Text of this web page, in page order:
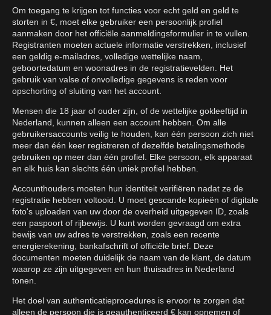
Om toegang te krijgen tot functies voor echt geld en geld te
storten in €, moet elke gebruiker een persoonlijk profiel
aanmaken door het officiële aanmeldingsformulier in te vullen.
Registranten moeten actuele informatie verstrekken, inclusief
een geldig e-mailadres, volledige wettelijke naam,
geboortedatum en woonadres in de registratievelden. Het
gebruik van valse of onvolledige gegevens is reden voor
opschorting of sluiting van het account.
Mensen die 18 jaar of ouder zijn, of de wettelijke gokleeftijd in
Nederland, kunnen alleen een account hebben. Om alle
gebruikersaccounts veilig te houden, kan één persoon zich niet
meer dan één keer registreren of dezelfde betalingsmethode
gebruiken op meer dan één profiel. Elke persoon, elk apparaat
en elk huis kan slechts één uniek profiel hebben.
Accounthouders moeten hun identiteit verifiëren nadat ze de
registratie hebben voltooid. U moet gescande kopieën of digitale
foto's uploaden van uw door de overheid uitgegeven ID, zoals
een paspoort of rijbewijs. U kunt worden gevraagd om extra
bewijs van uw adres te verstrekken, zoals een recente
energierekening, bankafschrift of officiële brief. Deze
documenten moeten duidelijk de naam van de klant, de datum
waarop ze zijn uitgegeven en hun thuisadres in Nederland
tonen.
Het doel van authenticatieprocedures is ervoor te zorgen dat
alleen de persoon die is geauthenticeerd € kan opnemen of